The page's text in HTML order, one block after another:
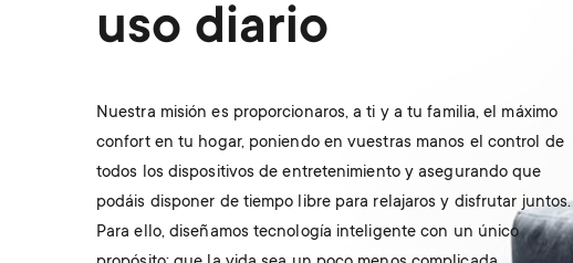
uso diario
Nuestra misión es proporcionaros, a ti y a tu familia, el máximo
confort en tu hogar, poniendo en vuestras manos el control de
todos los dispositivos de entretenimiento y asegurando que
podáis disponer de tiempo libre para relajaros y disfrutar juntos.
Para ello, diseñamos tecnología inteligente con un único